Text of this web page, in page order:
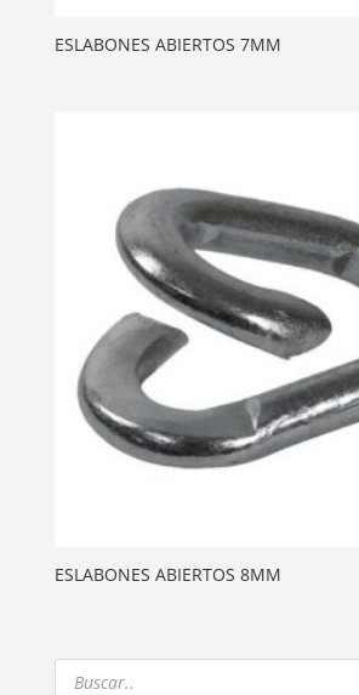
ESLABONES ABIERTOS 7MM
ESLABONES ABIERTOS 8MM
Products
search